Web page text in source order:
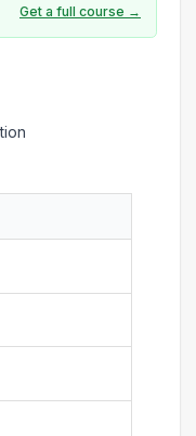
Get a full course →